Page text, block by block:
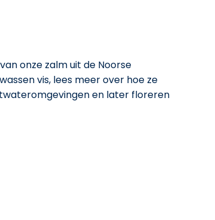
onze zalm uit de Noorse
vis, lees meer over hoe ze
en later floreren